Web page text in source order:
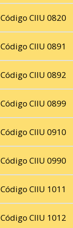
Código CIIU 0820
Código CIIU 0891
Código CIIU 0892
Código CIIU 0899
Código CIIU 0910
Código CIIU 0990
Código CIIU 1011
Código CIIU 1012